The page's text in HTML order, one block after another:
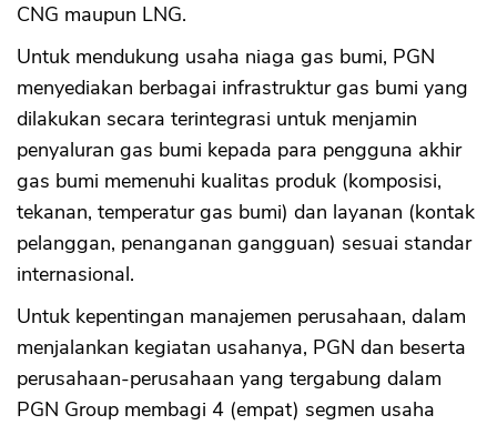
CNG maupun LNG.
Untuk mendukung usaha niaga gas bumi, PGN
menyediakan berbagai infrastruktur gas bumi yang
dilakukan secara terintegrasi untuk menjamin
penyaluran gas bumi kepada para pengguna akhir
gas bumi memenuhi kualitas produk (komposisi,
tekanan, temperatur gas bumi) dan layanan (kontak
pelanggan, penanganan gangguan) sesuai standar
internasional.
Untuk kepentingan manajemen perusahaan, dalam
menjalankan kegiatan usahanya, PGN dan beserta
perusahaan-perusahaan yang tergabung dalam
PGN Group membagi 4 (empat) segmen usaha